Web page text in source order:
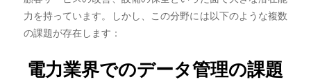
力を持っています。しかし、この分野には以下のような複数
の課題が存在します：
電力業界でのデータ管理の課題